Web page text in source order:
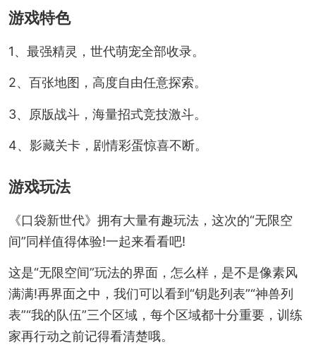
游戏特色
1、最强精灵，世代萌宠全部收录。
2、百张地图，高度自由任意探索。
3、原版战斗，海量招式竞技激斗。
4、影藏关卡，剧情彩蛋惊喜不断。
游戏玩法
《口袋新世代》拥有大量有趣玩法，这次的“无限空
间”同样值得体验!一起来看看吧!
这是“无限空间”玩法的界面，怎么样，是不是像素风
满满!再界面之中，我们可以看到“钥匙列表”“神兽列
表”“我的队伍”三个区域，每个区域都十分重要，训练
家再行动之前记得看清楚哦。